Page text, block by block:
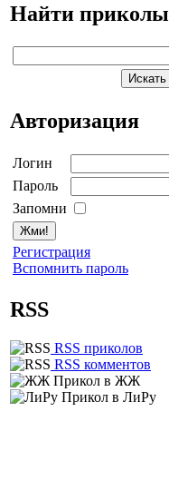
Найти приколы
Авторизация
Логин
Пароль
Запомни
Регистрация
Вспомнить пароль
RSS
RSS приколов
RSS комментов
Прикол в ЖЖ
Прикол в ЛиРу